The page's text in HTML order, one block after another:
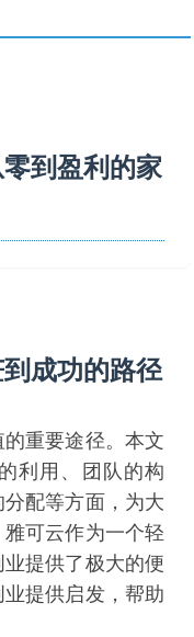
到盈利的家
成功的路径
重要途径。本文
利用、团队的构
配等方面，为大
可云作为一个轻
提供了极大的便
提供启发，帮助